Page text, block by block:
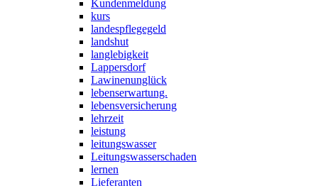
Kundenmeldung
kurs
landespflegegeld
landshut
langlebigkeit
Lappersdorf
Lawinenunglück
lebenserwartung.
lebensversicherung
lehrzeit
leistung
leitungswasser
Leitungswasserschaden
lernen
Lieferanten